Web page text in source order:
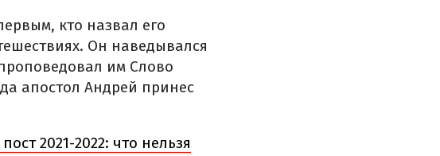
кто назвал его
Он наведывался
им Слово
апостол Андрей принес
2021-2022: что нельзя